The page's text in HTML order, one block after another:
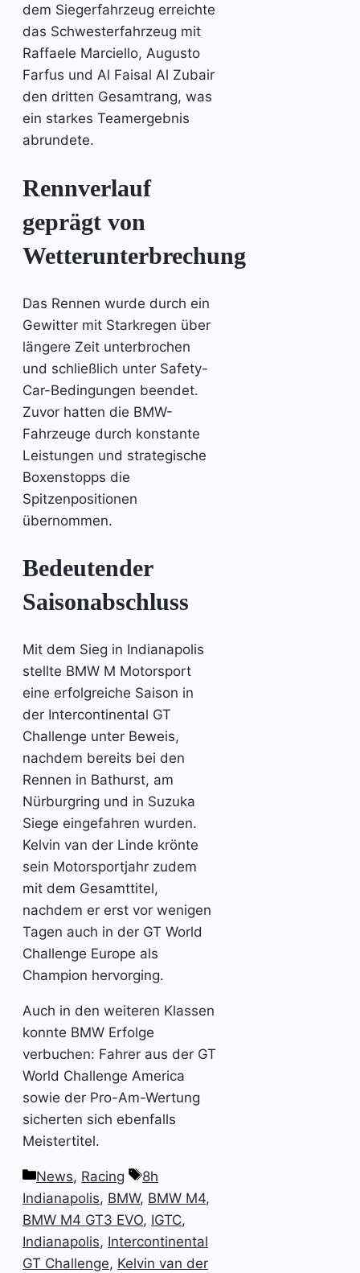
dem Siegerfahrzeug erreichte
das Schwesterfahrzeug mit
Raffaele Marciello, Augusto
Farfus und Al Faisal Al Zubair
den dritten Gesamtrang, was
ein starkes Teamergebnis
abrundete.
Rennverlauf
geprägt von
Wetterunterbrechung
Das Rennen wurde durch ein
Gewitter mit Starkregen über
längere Zeit unterbrochen
und schließlich unter Safety-
Car-Bedingungen beendet.
Zuvor hatten die BMW-
Fahrzeuge durch konstante
Leistungen und strategische
Boxenstopps die
Spitzenpositionen
übernommen.
Bedeutender
Saisonabschluss
Mit dem Sieg in Indianapolis
stellte BMW M Motorsport
eine erfolgreiche Saison in
der Intercontinental GT
Challenge unter Beweis,
nachdem bereits bei den
Rennen in Bathurst, am
Nürburgring und in Suzuka
Siege eingefahren wurden.
Kelvin van der Linde krönte
sein Motorsportjahr zudem
mit dem Gesamttitel,
nachdem er erst vor wenigen
Tagen auch in der GT World
Challenge Europe als
Champion hervorging.
Auch in den weiteren Klassen
konnte BMW Erfolge
verbuchen: Fahrer aus der GT
World Challenge America
sowie der Pro-Am-Wertung
sicherten sich ebenfalls
Meistertitel.
Kategorien
News, Racing Schlagwörter
8h
Indianapolis, BMW, BMW M4,
BMW M4 GT3 EVO, IGTC,
Indianapolis, Intercontinental
GT Challenge, Kelvin van der